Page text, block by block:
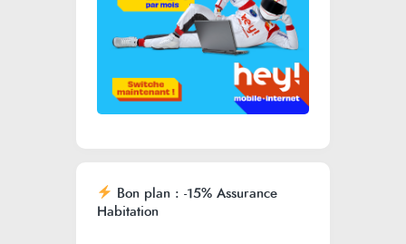
Bon plan : -15% Assurance
Habitation